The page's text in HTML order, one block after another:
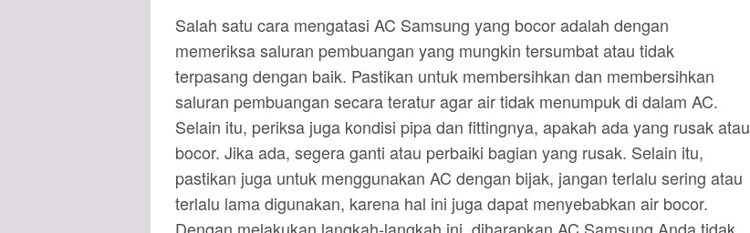
Salah satu cara mengatasi AC Samsung yang bocor adalah dengan
memeriksa saluran pembuangan yang mungkin tersumbat atau tidak
terpasang dengan baik. Pastikan untuk membersihkan dan membersihkan
saluran pembuangan secara teratur agar air tidak menumpuk di dalam AC.
Selain itu, periksa juga kondisi pipa dan fittingnya, apakah ada yang rusak atau
bocor. Jika ada, segera ganti atau perbaiki bagian yang rusak. Selain itu,
pastikan juga untuk menggunakan AC dengan bijak, jangan terlalu sering atau
terlalu lama digunakan, karena hal ini juga dapat menyebabkan air bocor.